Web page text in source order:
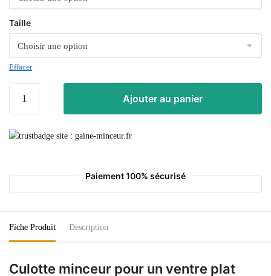
Taille
Effacer
Ajouter au panier
Paiement 100% sécurisé
Fiche Produit Description
Culotte minceur pour un ventre plat